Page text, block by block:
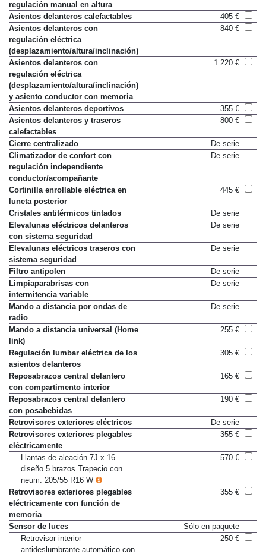
regulación manual en altura
Asientos delanteros calefactables
405 €
Asientos delanteros con
regulación eléctrica
(desplazamiento/altura/inclinación)
840 €
Asientos delanteros con
regulación eléctrica
(desplazamiento/altura/inclinación)
y asiento conductor con memoria
1.220 €
Asientos delanteros deportivos
355 €
Asientos delanteros y traseros
calefactables
800 €
Cierre centralizado
De serie
Climatizador de confort con
regulación independiente
conductor/acompañante
De serie
Cortinilla enrollable eléctrica en
luneta posterior
445 €
Cristales antitérmicos tintados
De serie
Elevalunas eléctricos delanteros
con sistema seguridad
De serie
Elevalunas eléctricos traseros con
sistema seguridad
De serie
Filtro antipolen
De serie
Limpiaparabrisas con
intermitencia variable
De serie
Mando a distancia por ondas de
radio
De serie
Mando a distancia universal (Home
link)
255 €
Regulación lumbar eléctrica de los
asientos delanteros
305 €
Reposabrazos central delantero
con compartimento interior
165 €
Reposabrazos central delantero
con posabebidas
190 €
Retrovisores exteriores eléctricos
De serie
Retrovisores exteriores plegables
eléctricamente
355 €
Llantas de aleación 7J x 16
diseño 5 brazos Trapecio con
neum. 205/55 R16 W
570 €
Retrovisores exteriores plegables
eléctricamente con función de
memoria
355 €
Sensor de luces
Sólo en paquete
Retrovisor interior
antideslumbrante automático con
250 €